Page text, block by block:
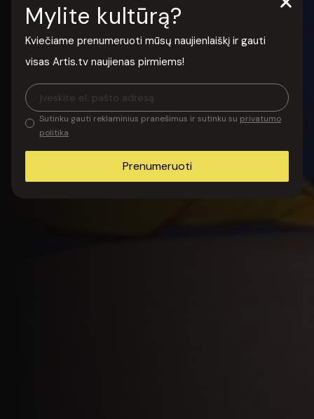
Sritis:TV
Kategorija:Interviu
Mylite kultūrą?
Kviečiame prenumeruoti mūsų naujienlaiškį ir gauti
visas Artis.tv naujienas pirmiems!
Sutinku gauti reklaminius pranešimus ir sutinku su privatumo
politika
Prenumeruoti